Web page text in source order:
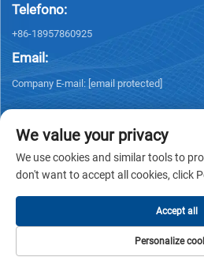
Telefono:
+86-18957860925
Email:
Company E-mail: [email protected]
Informativa sulla privacy
We value your privacy
We use cookies and similar tools to
don't want to accept all cookies, click
Personalize
Accept all